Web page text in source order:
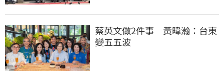
蔡英文做2件事　黃暐瀚：台東
變五五波